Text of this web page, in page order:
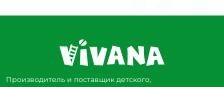
Производитель и поставщик детского,